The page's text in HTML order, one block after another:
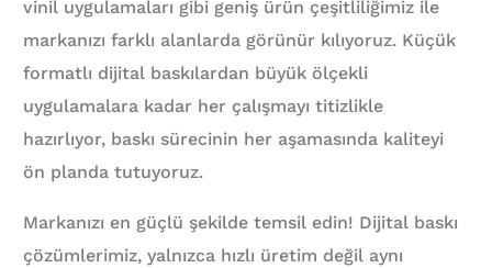
vinil uygulamaları gibi geniş ürün çeşitliliğimiz ile
markanızı farklı alanlarda görünür kılıyoruz. Küçük
formatlı dijital baskılardan büyük ölçekli
uygulamalara kadar her çalışmayı titizlikle
hazırlıyor, baskı sürecinin her aşamasında kaliteyi
ön planda tutuyoruz.
Markanızı en güçlü şekilde temsil edin! Dijital baskı
çözümlerimiz, yalnızca hızlı üretim değil aynı